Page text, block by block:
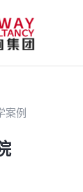
案例